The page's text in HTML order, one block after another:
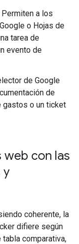
Permiten a los
o Hojas de
tarea de
evento de
de Google
de
gastos o un ticket
web con las
y
coherente, la
difiere según
comparativa,